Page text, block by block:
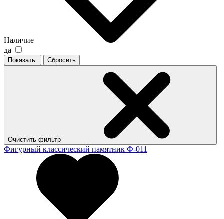
Наличие
да
Показать Сбросить
Очистить фильтр
Фигурный классический памятник Ф-011